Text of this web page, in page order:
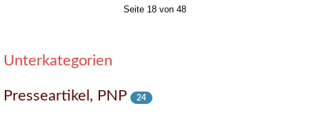
Seite 18 von 48
Unterkategorien
Presseartikel, PNP 24